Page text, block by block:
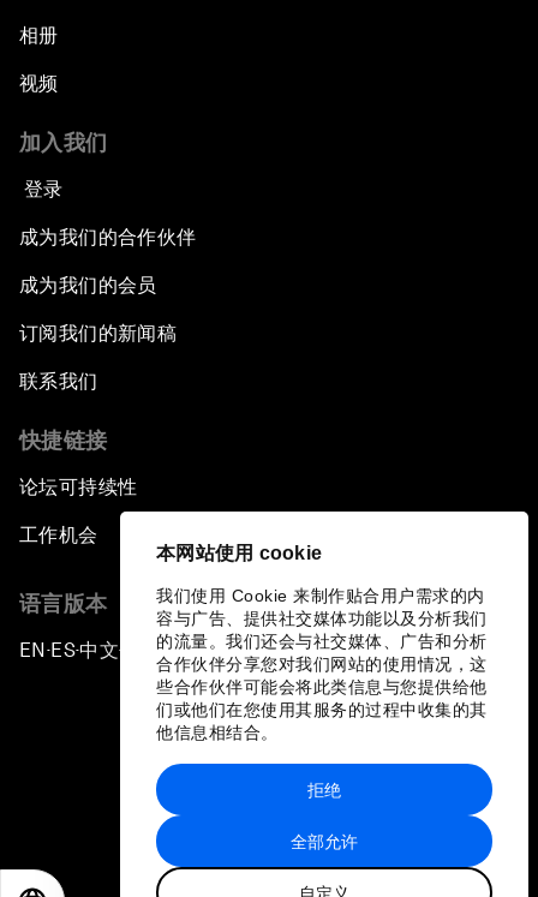
本网站使用 cookie
我们使用 Cookie 来制作贴合用户需求的内
容与广告、提供社交媒体功能以及分析我们
的流量。我们还会与社交媒体、广告和分析
合作伙伴分享您对我们网站的使用情况，这
些合作伙伴可能会将此类信息与您提供给他
们或他们在您使用其服务的过程中收集的其
他信息相结合。
全部允许
自定义
拒绝
相册
视频
加入我们
登录
成为我们的合作伙伴
成为我们的会员
订阅我们的新闻稿
联系我们
快捷链接
论坛可持续性
工作机会
语言版本
EN ▪ES▪中文▪ 日本語
站点地图